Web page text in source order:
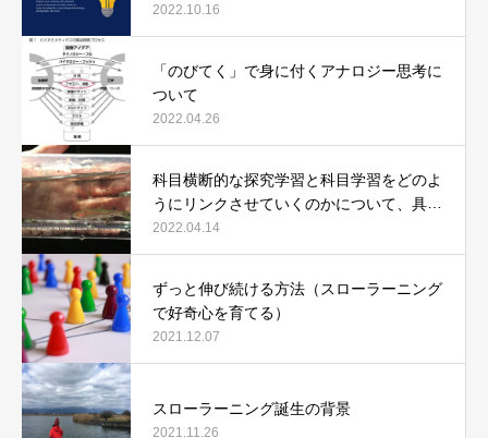
2022.10.16
「のびてく」で身に付くアナロジー思考に
ついて
2022.04.26
科目横断的な探究学習と科目学習をどのよ
うにリンクさせていくのかについて、具体
例で説明します。
2022.04.14
ずっと伸び続ける方法（スローラーニング
で好奇心を育てる）
2021.12.07
スローラーニング誕生の背景
2021.11.26